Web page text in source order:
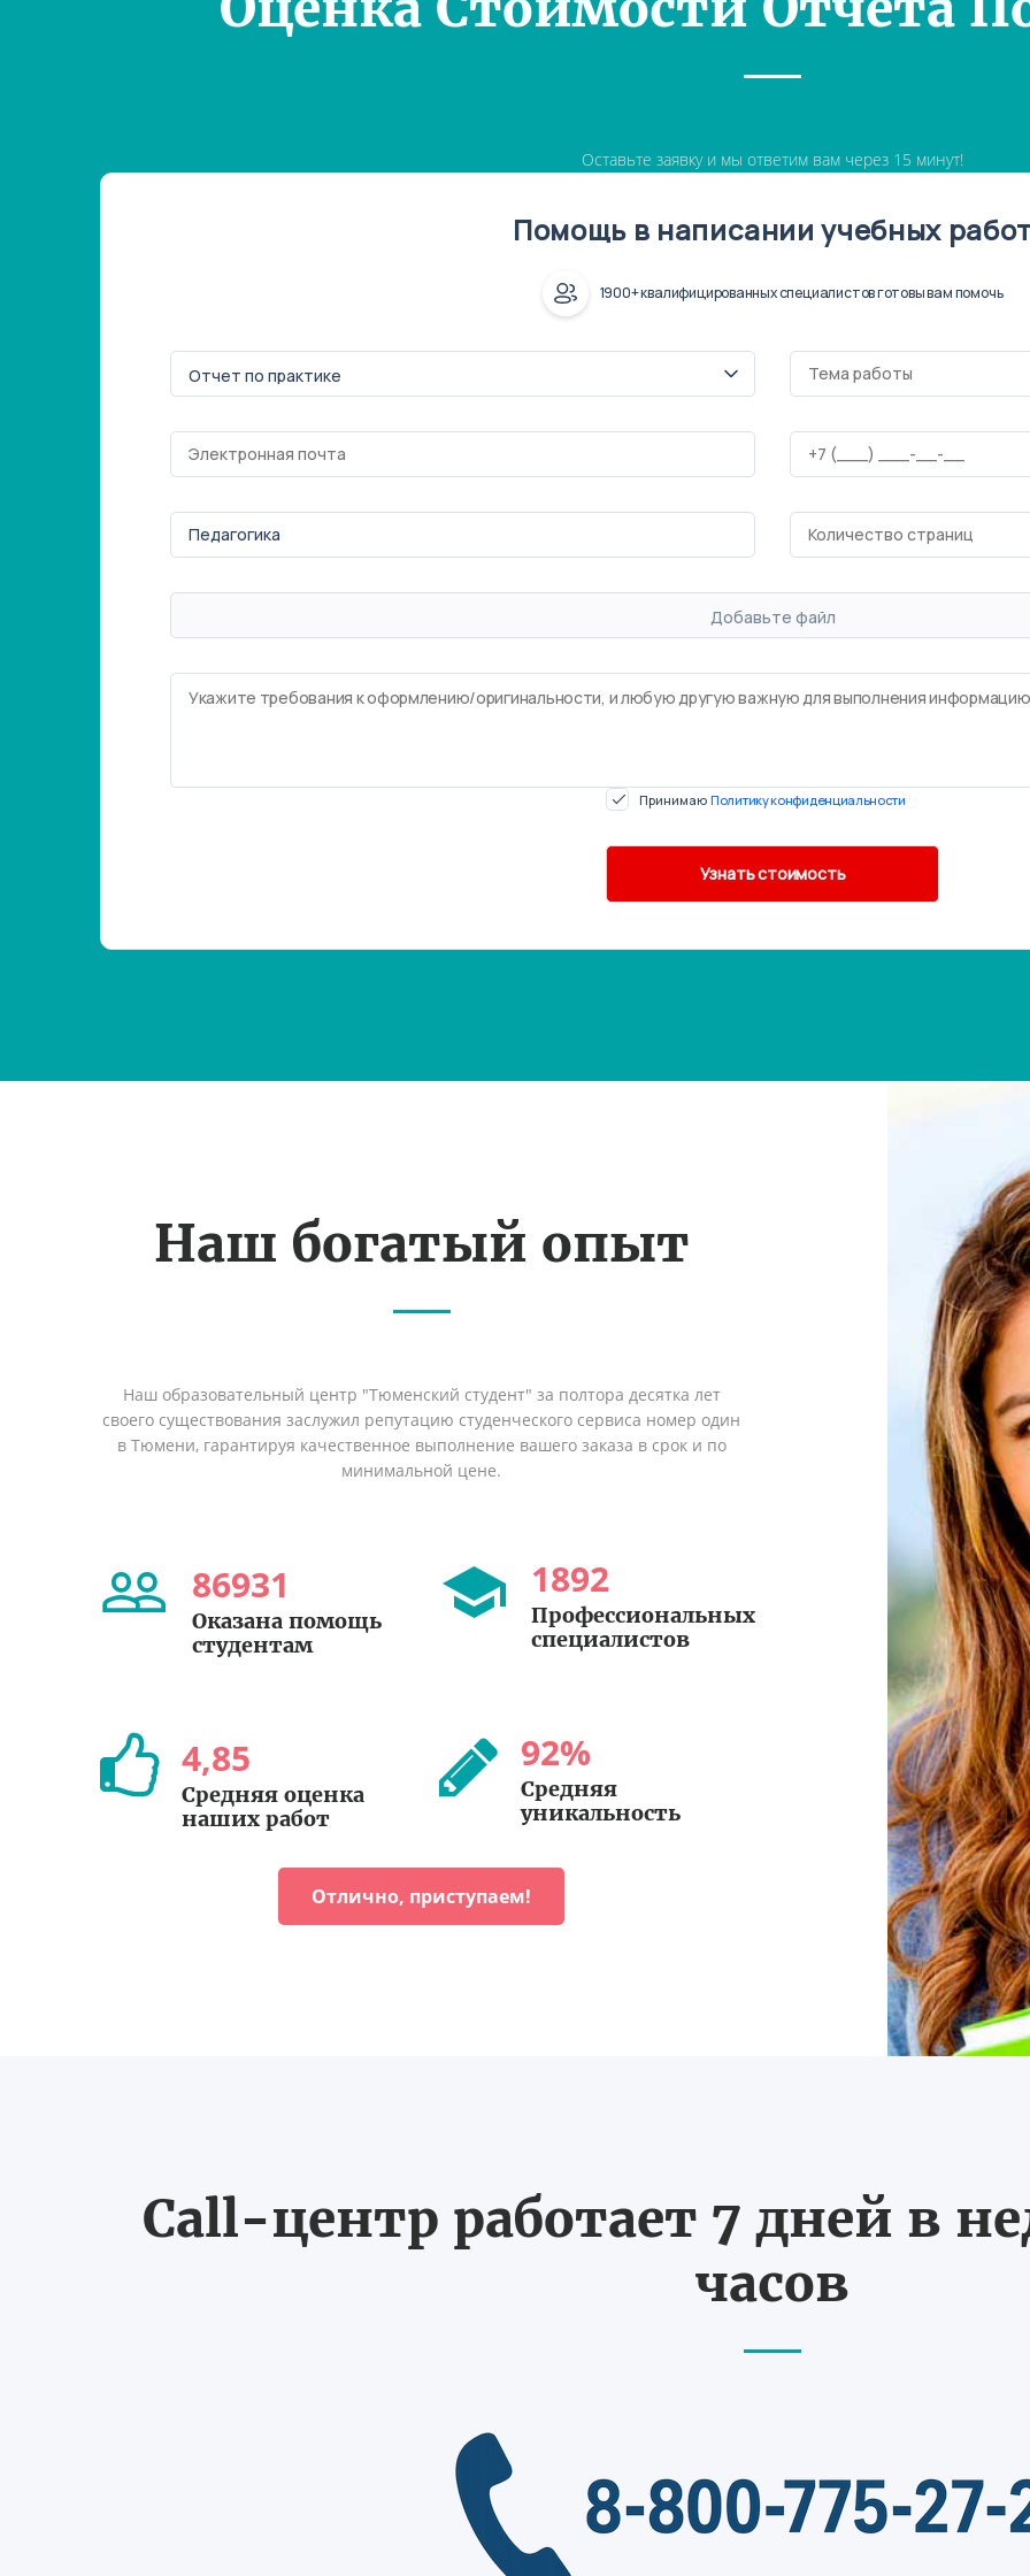
Оставьте заявку и мы ответим вам через 15 минут!
Помощь в написании учебных
1900+ квалифицированных специалистов готовы вам помочь
Добавьте файл
Принимаю Политику конфиденциальности
Наш богатый опыт
Наш образовательный центр "Тюменский студент" за полтора десятка лет
своего существования заслужил репутацию студенческого сервиса номер один
в Тюмени, гарантируя качественное выполнение вашего заказа в срок и по
минимальной цене.
86931
Оказана помощь
студентам
1892
Профессиональных
специалистов
4,85
Средняя оценка
наших работ
92%
Средняя
уникальность
Отлично, приступаем!
Call-центр работает 7 дней в
часов